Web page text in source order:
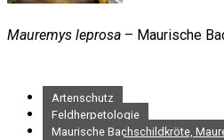
Mauremys leprosa – Maurische
Artenschutz
Feldherpetologie
Maurische Bachschildkröte,